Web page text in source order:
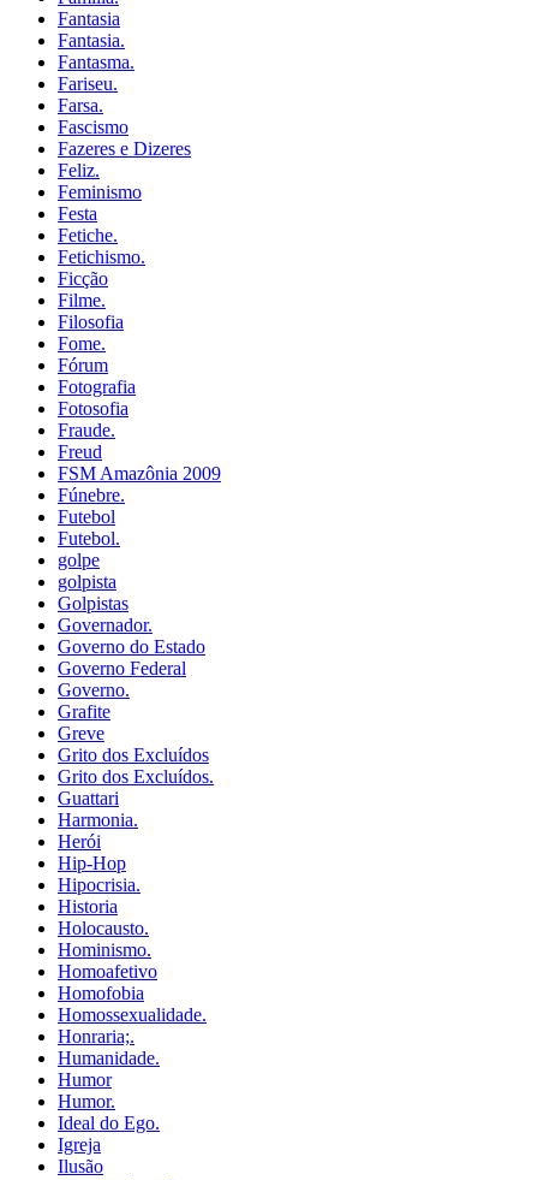
Fantasia
Fantasia.
Fantasma.
Fariseu.
Farsa.
Fascismo
Fazeres e Dizeres
Feliz.
Feminismo
Festa
Fetiche.
Fetichismo.
Ficção
Filme.
Filosofia
Fome.
Fórum
Fotografia
Fotosofia
Fraude.
Freud
FSM Amazônia 2009
Fúnebre.
Futebol
Futebol.
golpe
golpista
Golpistas
Governador.
Governo do Estado
Governo Federal
Governo.
Grafite
Greve
Grito dos Excluídos
Grito dos Excluídos.
Guattari
Harmonia.
Herói
Hip-Hop
Hipocrisia.
Historia
Holocausto.
Hominismo.
Homoafetivo
Homofobia
Homossexualidade.
Honraria;.
Humanidade.
Humor
Humor.
Ideal do Ego.
Igreja
Ilusão